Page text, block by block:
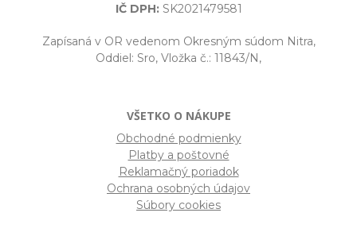
IČ DPH:SK2021479581
Zapísaná v OR vedenom Okresným súdom Nitra,
Oddiel: Sro, Vložka č.: 11843/N,
VŠETKO O NÁKUPE
Obchodné podmienky
Platby a poštovné
Reklamačný poriadok
Ochrana osobných údajov
Súbory cookies